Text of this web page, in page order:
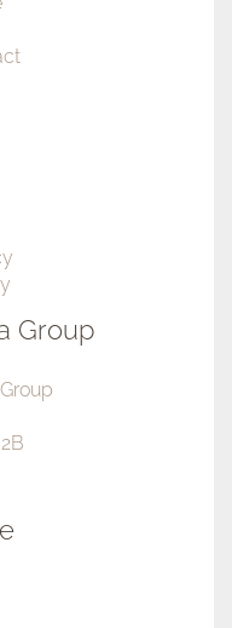
Group
☕ by